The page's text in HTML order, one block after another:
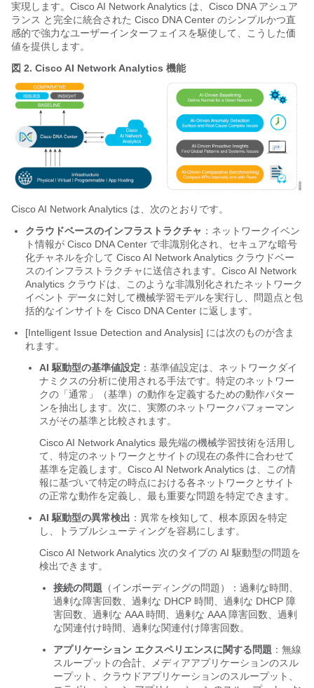
実現します。 Cisco AI Network Analytics は、 Cisco DNA アシュア
ランス と完全に統合された Cisco DNA Center のシンプルかつ直
感的で強力なユーザーインターフェイスを駆使して、こうした価
値を提供します。
図 2. Cisco AI Network Analytics 機能
Cisco AI Network Analytics は、次のとおりです。
クラウドベースのインフラストラクチャ ：ネットワークイベン
ト情報が Cisco DNA Center で非識別化され、セキュアな暗号
化チャネルを介して Cisco AI Network Analytics クラウドベー
スのインフラストラクチャに送信されます。 Cisco AI Network
Analytics クラウドは、このような非識別化されたネットワーク
イベント データに対して機械学習モデルを実行し、問題点と包
括的なインサイトを Cisco DNA Center に返します。
[Intelligent Issue Detection and Analysis] には次のものが含ま
れます。
AI 駆動型の基準値設定 ：基準値設定は、ネットワークダイ
ナミクスの分析に使用される手法です。特定のネットワー
クの「通常」（基準）の動作を定義するための動作パター
ンを抽出します。 次に、実際のネットワークパフォーマン
スがその基準と比較されます。
Cisco AI Network Analytics 最先端の機械学習技術を活用し
て、特定のネットワークとサイトの現在の条件に合わせて
基準を定義します。 Cisco AI Network Analytics は、この情
報に基づいて特定の時点における各ネットワークとサイト
の正常な動作を定義し、最も重要な問題を特定できます。
AI 駆動型の異常検出 ：異常を検知して、根本原因を特定
し、トラブルシューティングを容易にします。
Cisco AI Network Analytics 次のタイプの AI 駆動型の問題を
検出できます。
接続の問題 （インボーディングの問題）：過剰な時間、
過剰な障害回数、過剰な DHCP 時間、過剰な DHCP 障
害回数、過剰な AAA 時間、過剰な AAA 障害回数、過剰
な関連付け時間、過剰な関連付け障害回数。
アプリケーション エクスペリエンスに関する問題 ：無線
スループットの合計、メディアアプリケーションのスル
ープット、クラウドアプリケーションのスループット、